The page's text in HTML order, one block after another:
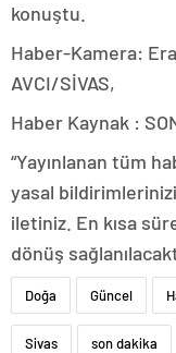
konuştu.
Haber-Kamera:
AVCI/SİVAS,
Haber Kaynak :
“Yayınlanan tüm
yasal
iletiniz. En kısa
dönüş
Doğa Güncel
Sivas son dakika